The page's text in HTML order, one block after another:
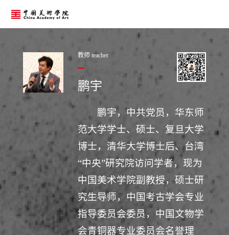
教师 teacher
鹏宇
鹏宇，中共党员，华东师
范大学学士、硕士、复旦大学
博士，清华大学博士后、台湾
“中央”研究院访问学者，现为
中国美术学院副教授，硕士研
究生导师，中国考古学会专业
指导委员会委员，中国文物学
会青铜器专业委员会名誉理